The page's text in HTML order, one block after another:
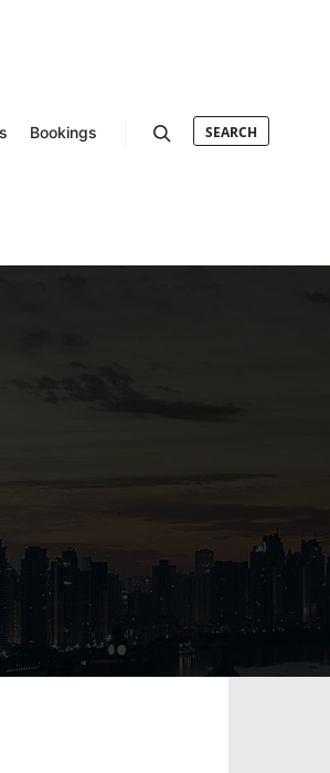
Bookings SEARCH